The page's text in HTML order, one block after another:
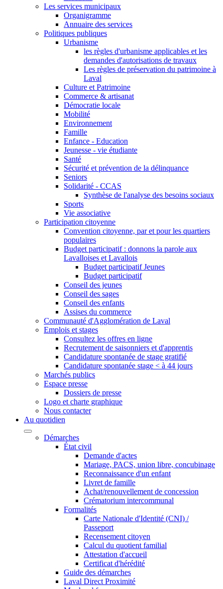
Les services municipaux
Organigramme
Annuaire des services
Politiques publiques
Urbanisme
les règles d'urbanisme applicables et les
demandes d'autorisations de travaux
Les règles de préservation du patrimoine à
Laval
Culture et Patrimoine
Commerce & artisanat
Démocratie locale
Mobilité
Environnement
Famille
Enfance - Education
Jeunesse - vie étudiante
Santé
Sécurité et prévention de la délinquance
Seniors
Solidarité - CCAS
Synthèse de l'analyse des besoins sociaux
Sports
Vie associative
Participation citoyenne
Convention citoyenne, par et pour les quartiers
populaires
Budget participatif : donnons la parole aux
Lavalloises et Lavallois
Budget participatif Jeunes
Budget participatif
Conseil des jeunes
Conseil des sages
Conseil des enfants
Assises du commerce
Communauté d'Agglomération de Laval
Emplois et stages
Consultez les offres en ligne
Recrutement de saisonniers et d'apprentis
Candidature spontanée de stage gratifié
Candidature spontanée stage < à 44 jours
Marchés publics
Espace presse
Dossiers de presse
Logo et charte graphique
Nous contacter
Au quotidien
Démarches
État civil
Demande d'actes
Mariage, PACS, union libre, concubinage
Reconnaissance d'un enfant
Livret de famille
Achat/renouvellement de concession
Crématorium intercommunal
Formalités
Carte Nationale d'Identité (CNI) /
Passeport
Recensement citoyen
Calcul du quotient familial
Attestation d'accueil
Certificat d'hérédité
Guide des démarches
Laval Direct Proximité